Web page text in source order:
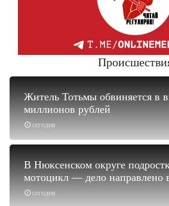
сегодня
Житель Тотьмы обвиняется в
миллионов рублей
сегодня
В Нюксенском округе
мотоцикл — дело направлено